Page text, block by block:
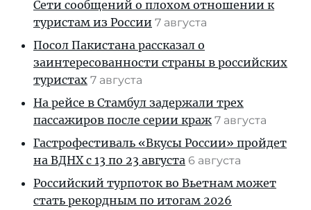
Сети сообщений о плохом отношении к
туристам из России 7 августа
Посол Пакистана рассказал о
заинтересованности страны в российских
туристах 7 августа
На рейсе в Стамбул задержали трех
пассажиров после серии краж 7 августа
Гастрофестиваль «Вкусы России» пройдет
на ВДНХ с 13 по 23 августа 6 августа
Российский турпоток во Вьетнам может
стать рекордным по итогам 2026